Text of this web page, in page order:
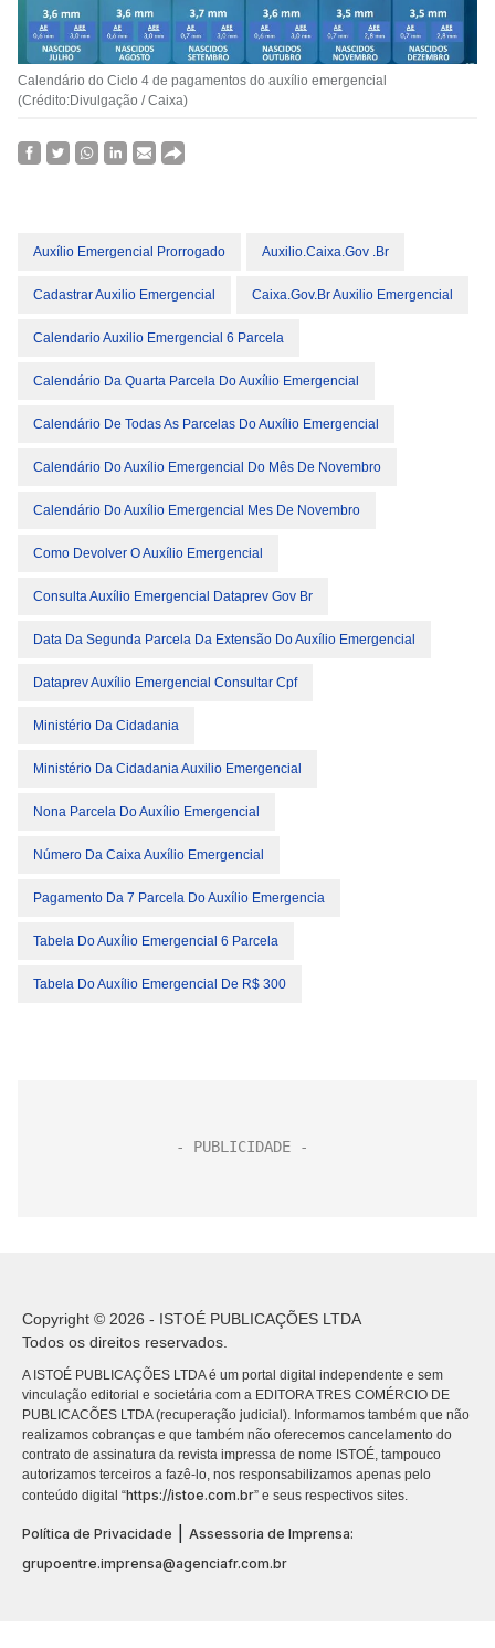
Calendário do Ciclo 4 de pagamentos do auxílio emergencial
(Crédito:Divulgação / Caixa)
Auxílio Emergencial Prorrogado Auxilio.caixa.gov .br
Cadastrar Auxilio Emergencial Caixa.gov.br Auxilio Emergencial
Calendario Auxilio Emergencial 6 Parcela
Calendário Da Quarta Parcela Do Auxílio Emergencial
Calendário De Todas As Parcelas Do Auxílio Emergencial
Calendário Do Auxílio Emergencial Do Mês De Novembro
Calendário Do Auxílio Emergencial Mes De Novembro
Como Devolver O Auxílio Emergencial
Consulta Auxílio Emergencial Dataprev Gov Br
Data Da Segunda Parcela Da Extensão Do Auxílio Emergencial
Dataprev Auxílio Emergencial Consultar Cpf
Ministério Da Cidadania
Ministério Da Cidadania Auxilio Emergencial
Nona Parcela Do Auxílio Emergencial
Número Da Caixa Auxílio Emergencial
Pagamento Da 7 Parcela Do Auxílio Emergencia
Tabela Do Auxílio Emergencial 6 Parcela
Tabela Do Auxílio Emergencial De R$ 300
Copyright © 2026 - ISTOÉ PUBLICAÇÕES LTDA
Todos os direitos reservados.
A ISTOÉ PUBLICAÇÕES LTDA é um portal digital independente e sem
vinculação editorial e societária com a EDITORA TRES COMÉRCIO DE
PUBLICACÕES LTDA (recuperação judicial). Informamos também que não
realizamos cobranças e que também não oferecemos cancelamento do
contrato de assinatura da revista impressa de nome ISTOÉ, tampouco
autorizamos terceiros a fazê-lo, nos responsabilizamos apenas pelo
conteúdo digital “https://istoe.com.br” e seus respectivos sites.
Política de Privacidade
Assessoria de Imprensa:
grupoentre.imprensa@agenciafr.com.br